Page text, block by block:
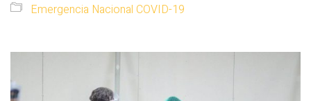
Emergencia Nacional COVID-19